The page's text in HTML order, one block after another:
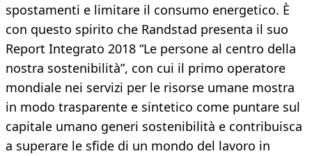
spostamenti e limitare il consumo energetico. È
con questo spirito che Randstad presenta il suo
Report Integrato 2018 “Le persone al centro della
nostra sostenibilità”, con cui il primo operatore
mondiale nei servizi per le risorse umane mostra
in modo trasparente e sintetico come puntare sul
capitale umano generi sostenibilità e contribuisca
a superare le sfide di un mondo del lavoro in